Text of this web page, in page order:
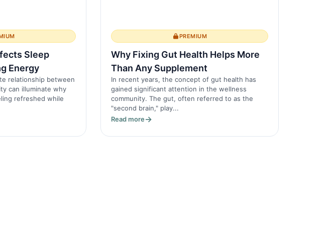
Sleep
Energy
relationship between
can illuminate why
refreshed while
PREMIUM
Why Fixing Gut Health Helps More
Than Any Supplement
In recent years, the concept of gut health has
gained significant attention in the wellness
community. The gut, often referred to as the
"second brain," play...
Read more